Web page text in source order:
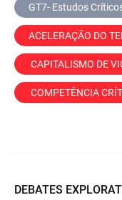
GT7- Estudos
ACELERAÇÃO DO
CAPITALISMO DE
COMPETÊNCIA
DEBATES